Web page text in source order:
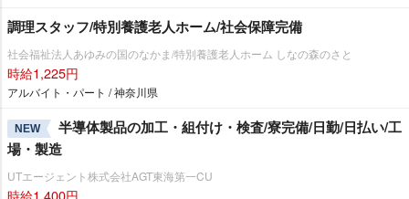
調理スタッフ/特別養護老人ホーム/社会保障完備
社会福祉法人あゆみの国のなかま/特別養護老人ホーム しなの森のさと
時給1,225円
アルバイト・パート / 神奈川県
NEW
半導体製品の加工・組付け・検査/寮完備/日勤/日払い/工
場・製造
UTエージェント株式会社AGT東海第一CU
時給1,400円